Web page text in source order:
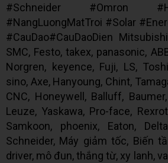
#Schneider #Omron
#NangLuongMatTroi #Solar
#CauDao#CauDaoDien
SMC, Festo, takex, panasonic,
Norgren, keyence, Fuji, LS,
sino, Axe, Hanyoung, Chint,
CNC, Honeywell, Balluff,
Leuze, Yaskawa, Pro-face,
Samkoon, phoenix, Eaton,
Schneider, Máy giảm tốc, Biến
driver, mô đun, thắng từ, xy lanh,